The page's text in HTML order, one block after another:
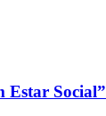
Estar Social”